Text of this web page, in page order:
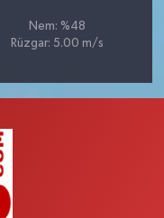
Nem: %48
Rüzgar: 5.00 m/s